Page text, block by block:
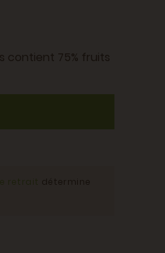
contient 75% fruits